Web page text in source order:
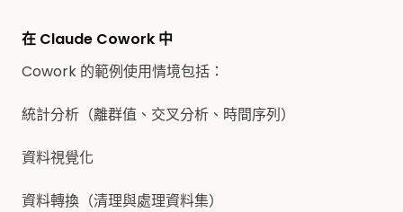
在 Claude Cowork 中
Cowork 的範例使用情境包括：
統計分析（離群值、交叉分析、時間序列）
資料視覺化
資料轉換（清理與處理資料集）